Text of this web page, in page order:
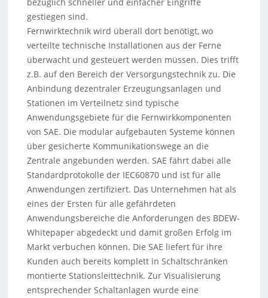
gestiegen sind.
Fernwirktechnik wird überall dort benötigt, wo
verteilte technische Installationen aus der Ferne
überwacht und gesteuert werden müssen. Dies trifft
z.B. auf den Bereich der Versorgungstechnik zu. Die
Anbindung dezentraler Erzeugungsanlagen und
Stationen im Verteilnetz sind typische
Anwendungsgebiete für die Fernwirkkomponenten
von SAE. Die modular aufgebauten Systeme können
über gesicherte Kommunikationswege an die
Zentrale angebunden werden. SAE fährt dabei alle
Standardprotokolle der IEC60870 und ist für alle
Anwendungen zertifiziert. Das Unternehmen hat als
eines der Ersten für alle gefährdeten
Anwendungsbereiche die Anforderungen des BDEW-
Whitepaper abgedeckt und damit großen Erfolg im
Markt verbuchen können. Die SAE liefert für ihre
Kunden auch bereits komplett in Schaltschränken
montierte Stationsleittechnik. Zur Visualisierung
entsprechender Schaltanlagen wurde eine